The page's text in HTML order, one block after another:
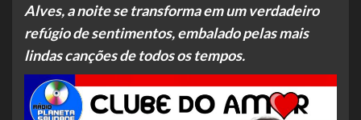
Alves, a noite se transforma em um verdadeiro
refúgio de sentimentos, embalado pelas mais
lindas canções de todos os tempos.